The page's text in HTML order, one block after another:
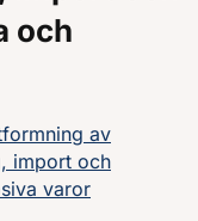
och
av
import och
varor